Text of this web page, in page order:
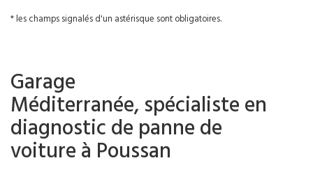
* les champs signalés d'un astérisque sont obligatoires.
Garage
Méditerranée, spécialiste en
diagnostic de panne de
voiture à Poussan